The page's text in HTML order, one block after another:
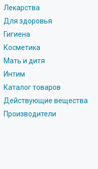
Лекарства
Для здоровья
Гигиена
Косметика
Мать и дитя
Интим
Каталог товаров
Действующие вещества
Производители